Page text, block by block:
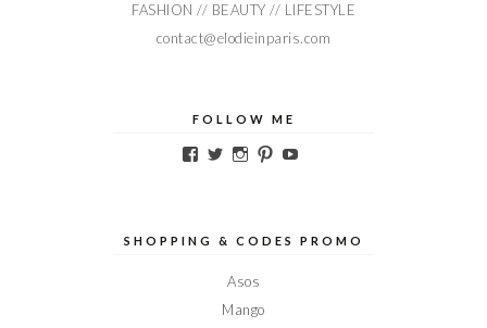
FASHION // BEAUTY // LIFESTYLE
contact@elodieinparis.com
FOLLOW ME
Voir
sur
Voir
sur
Voir
sur
Voir
sur sur
SHOPPING & CODES PROMO
Asos
Mango